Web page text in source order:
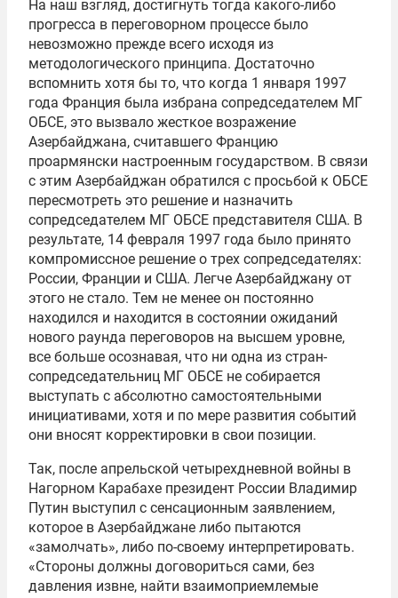
На наш взгляд, достигнуть тогда какого-либо
прогресса в переговорном процессе было
невозможно прежде всего исходя из
методологического принципа. Достаточно
вспомнить хотя бы то, что когда 1 января 1997
года Франция была избрана сопредседателем МГ
ОБСЕ, это вызвало жесткое возражение
Азербайджана, считавшего Францию
проармянски настроенным государством. В связи
с этим Азербайджан обратился с просьбой к ОБСЕ
пересмотреть это решение и назначить
сопредседателем МГ ОБСЕ представителя США. В
результате, 14 февраля 1997 года было принято
компромиссное решение о трех сопредседателях:
России, Франции и США. Легче Азербайджану от
этого не стало. Тем не менее он постоянно
находился и находится в состоянии ожиданий
нового раунда переговоров на высшем уровне,
все больше осознавая, что ни одна из стран-
сопредседательниц МГ ОБСЕ не собирается
выступать с абсолютно самостоятельными
инициативами, хотя и по мере развития событий
они вносят корректировки в свои позиции.
Так, после апрельской четырехдневной войны в
Нагорном Карабахе президент России Владимир
Путин выступил с сенсационным заявлением,
которое в Азербайджане либо пытаются
«замолчать», либо по-своему интерпретировать.
«Стороны должны договориться сами, без
давления извне, найти взаимоприемлемые